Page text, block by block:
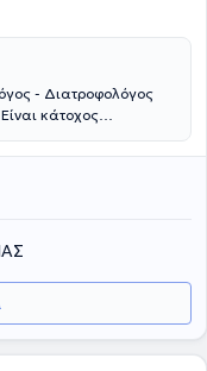
- Διατροφολόγος
κάτοχος
εξατομικευμένη και
παθήσεις και